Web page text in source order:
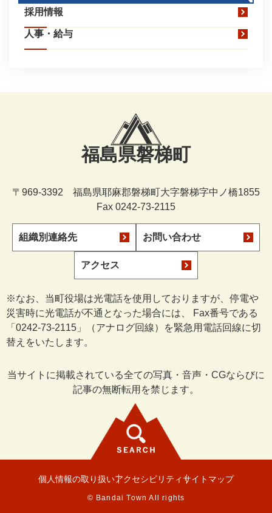
採用情報
人事・給与
福島県磐梯町
〒969-3392 福島県耶麻郡磐梯町大字磐梯字中ノ橋1855
Fax 0242-73-2115
組織別連絡先 お問い合わせ
アクセス
※なお、当町役場は光電話を使用しておりますが、停電や
災害時に光電話が不通となった場合には、 Fax番号である
「0242-73-2115」（アナログ回線）を緊急用電話回線に切
替えをいたします。
当サイトに掲載されている全ての写真・音声・CGならびに
記事の無断転用を禁じます。
個人情報の取り扱いアクセシビリティサイトマップ
© Bandai Town All rights